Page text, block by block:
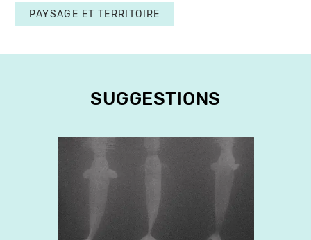
PAYSAGE ET TERRITOIRE
SUGGESTIONS